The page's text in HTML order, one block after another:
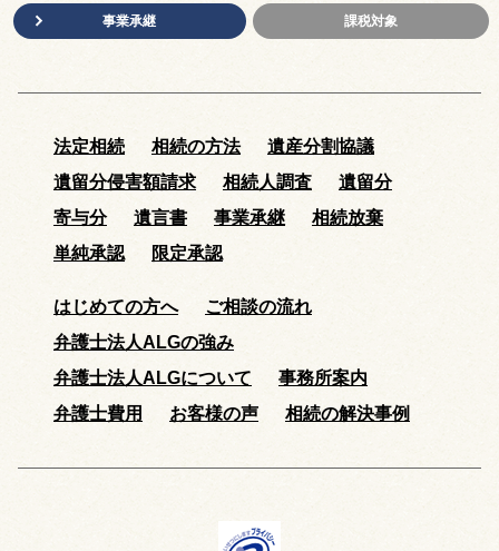
事業承継 課税対象
法定相続 相続の方法
遺産分割協議
遺留分侵害額請求
相続人調査
遺留分
寄与分
遺言書 事業承継
相続放棄
単純承認
限定承認
はじめての方へ
ご相談の流れ
弁護士法人ALGの強み
弁護士法人ALGについて
事務所案内
弁護士費用
お客様の声 相続の解決事例